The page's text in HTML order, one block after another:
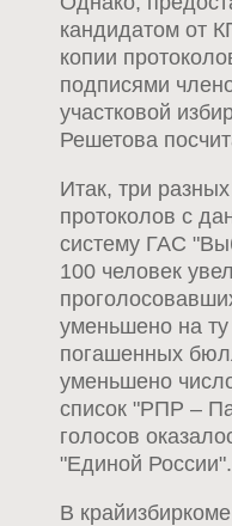
кандидатом от
копии
подписями
участковой
Решетова
Итак, три
протоколов с
систему ГАС
100 человек
уменьшено на
погашенных
уменьшено
список "РПР –
голосов
"Единой России".
В